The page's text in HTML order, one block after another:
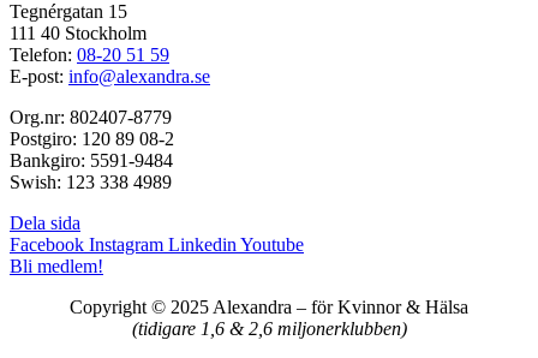
Tegnérgatan 15
111 40 Stockholm
Telefon: 08-20 51 59
E-post: info@alexandra.se
Org.nr: 802407-8779
Postgiro: 120 89 08-2
Bankgiro: 5591-9484
Swish: 123 338 4989
Dela sida
Facebook Instagram Linkedin Youtube
Bli medlem!
Copyright © 2025 Alexandra – för Kvinnor & Hälsa
(tidigare 1,6 & 2,6 miljonerklubben)